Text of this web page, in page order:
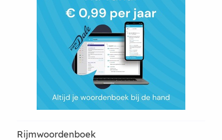
Rijmwoordenboek